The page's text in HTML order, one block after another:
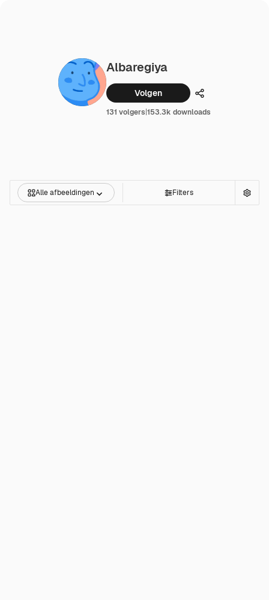
Albaregiya
Volgen Delen
131 volgers|153.3k downloads
Alle afbeeldingen Filters